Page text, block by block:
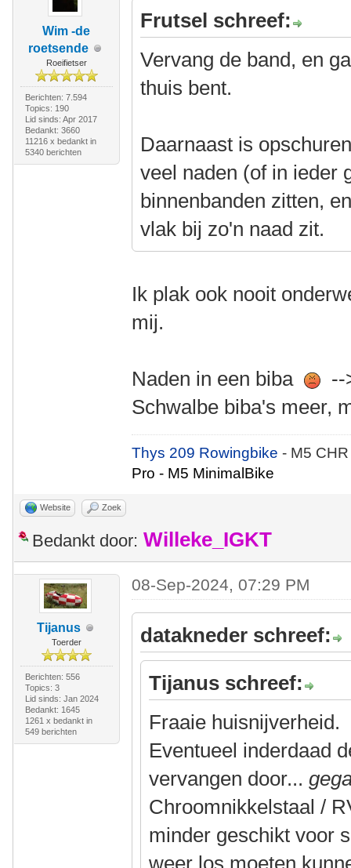
Wim -de
roetsende
Roeifietser
Berichten: 7.594
Topics: 190
Lid sinds: Apr 2017
Bedankt: 3660
11216 x bedankt in
5340 berichten
Frutsel schreef:
Vervang de band, en
thuis bent.
Daarnaast is
veel naden (of in ieder
binnenbanden zitten,
vlak bij zo'n naad zit.
Ik plak ook nooit
mij.
Naden in een biba
--
Schwalbe biba's meer,
Thys 209 Rowingbike- M5
Pro - M5 MinimalBike
Website Zoek
Bedankt door: Willeke_IGKT
Tijanus
Toerder
Berichten: 556
Topics: 3
Lid sinds: Jan 2024
Bedankt: 1645
1261 x bedankt in
549 berichten
08-Sep-2024, 07:29 PM
datakneder schreef:
Tijanus schreef:
Fraaie huisnijverheid.
Eventueel inderdaad
vervangen door...
Chroomnikkelstaal /
minder geschikt voor
weer los moeten